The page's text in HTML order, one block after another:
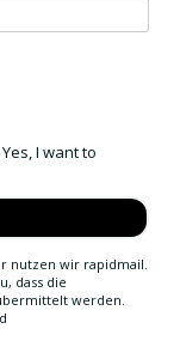
I want to
nutzen wir rapidmail.
dass die
werden.